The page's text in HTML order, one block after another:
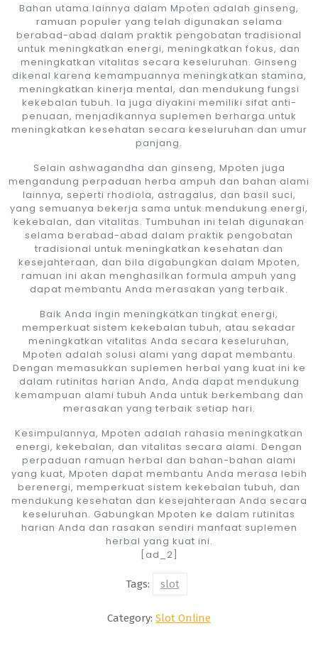
Bahan utama lainnya dalam Mpoten adalah ginseng,
ramuan populer yang telah digunakan selama
berabad-abad dalam praktik pengobatan tradisional
untuk meningkatkan energi, meningkatkan fokus, dan
meningkatkan vitalitas secara keseluruhan. Ginseng
dikenal karena kemampuannya meningkatkan stamina,
meningkatkan kinerja mental, dan mendukung fungsi
kekebalan tubuh. Ia juga diyakini memiliki sifat anti-
penuaan, menjadikannya suplemen berharga untuk
meningkatkan kesehatan secara keseluruhan dan umur
panjang.
Selain ashwagandha dan ginseng, Mpoten juga
mengandung perpaduan herba ampuh dan bahan alami
lainnya, seperti rhodiola, astragalus, dan basil suci,
yang semuanya bekerja sama untuk mendukung energi,
kekebalan, dan vitalitas. Tumbuhan ini telah digunakan
selama berabad-abad dalam praktik pengobatan
tradisional untuk meningkatkan kesehatan dan
kesejahteraan, dan bila digabungkan dalam Mpoten,
ramuan ini akan menghasilkan formula ampuh yang
dapat membantu Anda merasakan yang terbaik.
Baik Anda ingin meningkatkan tingkat energi,
memperkuat sistem kekebalan tubuh, atau sekadar
meningkatkan vitalitas Anda secara keseluruhan,
Mpoten adalah solusi alami yang dapat membantu.
Dengan memasukkan suplemen herbal yang kuat ini ke
dalam rutinitas harian Anda, Anda dapat mendukung
kemampuan alami tubuh Anda untuk berkembang dan
merasakan yang terbaik setiap hari.
Kesimpulannya, Mpoten adalah rahasia meningkatkan
energi, kekebalan, dan vitalitas secara alami. Dengan
perpaduan ramuan herbal dan bahan-bahan alami
yang kuat, Mpoten dapat membantu Anda merasa lebih
berenergi, memperkuat sistem kekebalan tubuh, dan
mendukung kesehatan dan kesejahteraan Anda secara
keseluruhan. Gabungkan Mpoten ke dalam rutinitas
harian Anda dan rasakan sendiri manfaat suplemen
herbal yang kuat ini.
[ad_2]
Tags: slot
Category: Slot Online